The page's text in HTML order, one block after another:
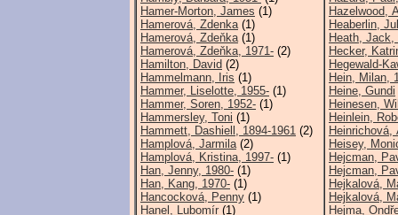
Hamer-Morton, James (1)
Hamerová, Zdenka(1)
Hamerová, Zdeňka(1)
Hamerová, Zdeňka, 1971- (2)
Hamilton, David (2)
Hammelmann, Iris (1)
Hammer, Liselotte, 1955- (1)
Hammer, Soren, 1952- (1)
Hammersley, Toni (1)
Hammett, Dashiell, 1894-1961 (2)
Hamplová, Jarmila(2)
Hamplová, Kristina, 1997- (1)
Han, Jenny, 1980- (1)
Han, Kang, 1970- (1)
Hancocková, Penny (1)
Hanel, Lubomír (1)
Hazelwood,
Heaberlin,
Heath, Jack,
Hecker,
Hegewald-
Hein, Milan,
Heine, Gundi
Heinesen,
Heinlein,
Heinrichová,
Heisey,
Hejcman,
Hejcman,
Hejkalová,
Hejkalová,
Hejma,